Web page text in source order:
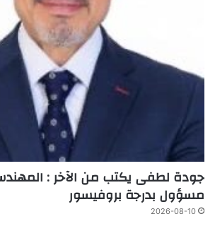
جودة لطفى يكتب من الآخر :
مسؤول بدرجة بروفيسور
2026-08-10